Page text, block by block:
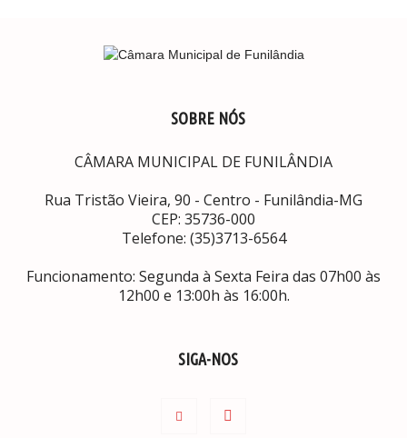
SOBRE NÓS
CÂMARA MUNICIPAL DE FUNILÂNDIA
Rua Tristão Vieira, 90 - Centro - Funilândia-MG
CEP: 35736-000
Telefone: (35)3713-6564
Funcionamento: Segunda à Sexta Feira das 07h00 às
12h00 e 13:00h às 16:00h.
SIGA-NOS